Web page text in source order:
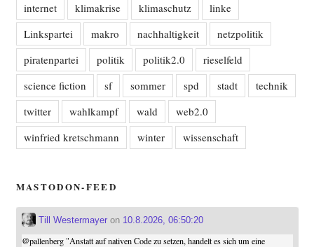
internet
klimakrise klimaschutz
linke
Linkspartei
makro nachhaltigkeit
netzpolitik
piratenpartei
politik politik2.0
rieselfeld
science fiction
sf sommer spd stadt
technik
twitter
wahlkampf wald
web2.0
winfried kretschmann
winter wissenschaft
MASTODON-FEED
Till Westermayeron 10.8.2026, 06:50:20
@pallenberg"Anstatt auf nativen Code zu setzen, handelt es sich um eine